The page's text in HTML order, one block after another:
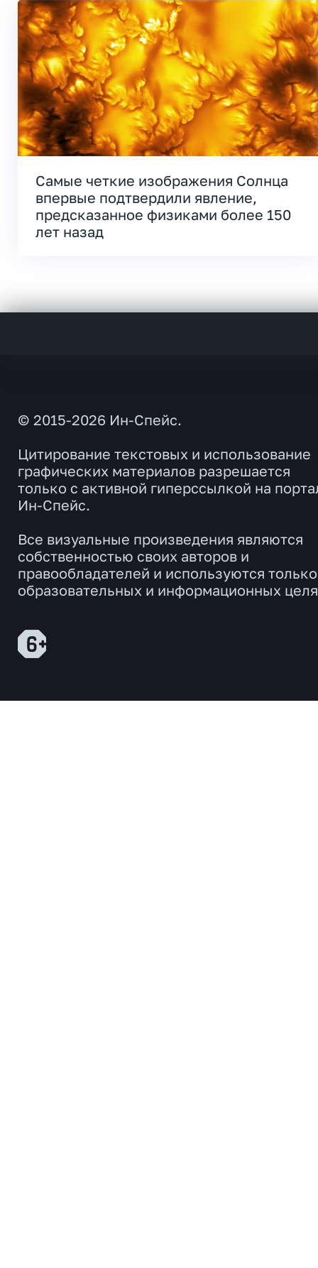
Самые четкие изображения Солнца
впервые подтвердили явление,
предсказанное физиками более 150
лет назад
© 2015-2026 Ин-Спейс.
Цитирование текстовых и использование
графических материалов разрешается
только с активной гиперссылкой на
Ин-Спейс.
Все визуальные произведения являются
собственностью своих авторов и
правообладателей и используются
образовательных и информационных